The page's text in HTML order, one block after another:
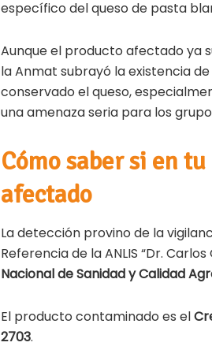
p
r
específico del queso de pasta
Aunque el producto afectado ya
la Anmat subrayó la existencia de
conservado el queso,
una amenaza seria para los
Cómo saber si en
afectado
La detección provino de la
Referencia de la ANLIS “Dr.
Nacional de Sanidad y Calidad
El producto contaminado es el
2703.